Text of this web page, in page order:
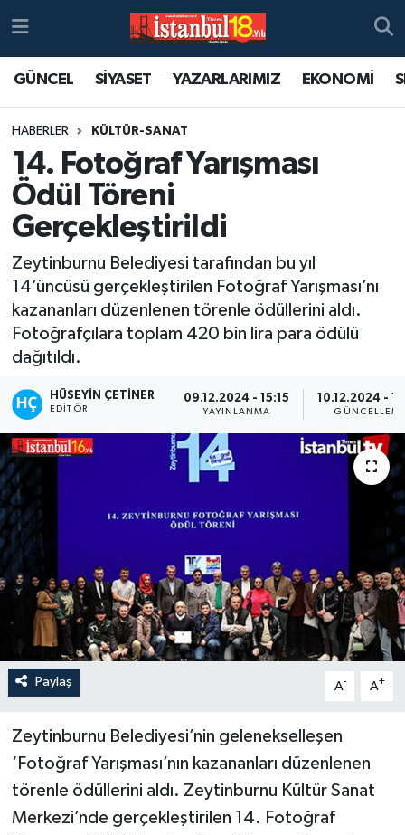
GÜNCEL SİYASET YAZARLARIMIZ EKONOMİ
HABERLER KÜLTÜR-SANAT
14. Fotoğraf Yarışması
Ödül Töreni
Gerçekleştirildi
Zeytinburnu Belediyesi tarafından bu yıl
14’üncüsü gerçekleştirilen Fotoğraf Yarışması’nı
kazananları düzenlenen törenle ödüllerini aldı.
Fotoğrafçılara toplam 420 bin lira para ödülü
dağıtıldı.
HÜSEYIN ÇETINER
EDITÖR
09.12.2024 - 15:15
YAYINLANMA
10.12.2024 -
Paylaş A- A+
Zeytinburnu Belediyesi’nin gelenekselleşen
‘Fotoğraf Yarışması’nın kazananları düzenlenen
törenle ödüllerini aldı. Zeytinburnu Kültür Sanat
Merkezi’nde gerçekleştirilen 14. Fotoğraf